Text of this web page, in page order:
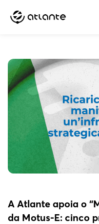
A Atlante apoia o
da Motus-E: cinco